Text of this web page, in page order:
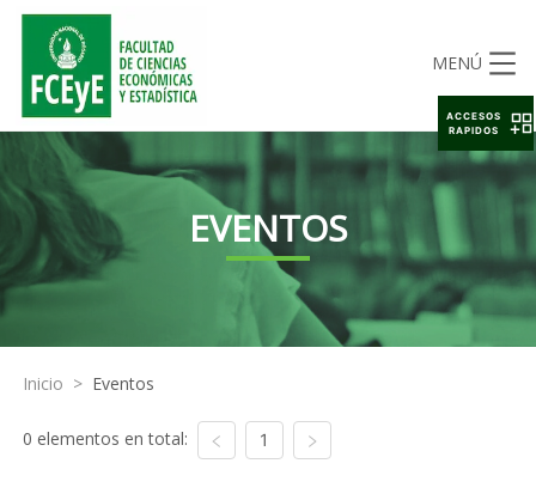
MENÚ
EVENTOS
Inicio > Eventos
0 elementos en total: 1
ACCESOS
RAPIDOS